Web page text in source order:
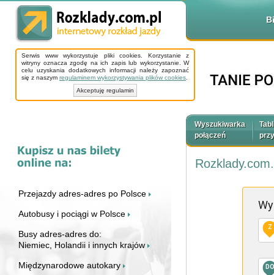
Serwis www wykorzystuje pliki cookies. Korzystanie z
witryny oznacza zgodę na ich zapis lub wykorzystanie. W
celu uzyskania dodatkowych informacji należy zapoznać
się z naszym regulaminem wykorzystywania plików cookies
Akceptuję regulamin
Przejazdy adres-adres po Polsce
Autobusy i pociągi w Polsce
Busy adres-adres do:
Niemiec, Holandii i innych krajów
Międzynarodowe autokary
Wyszukiwarka
połączeń
Z
DO